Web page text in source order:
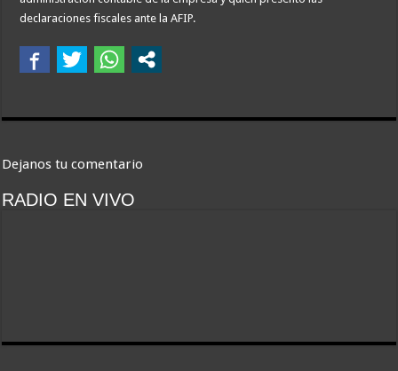
declaraciones fiscales ante la AFIP.
Dejanos tu comentario
RADIO EN VIVO